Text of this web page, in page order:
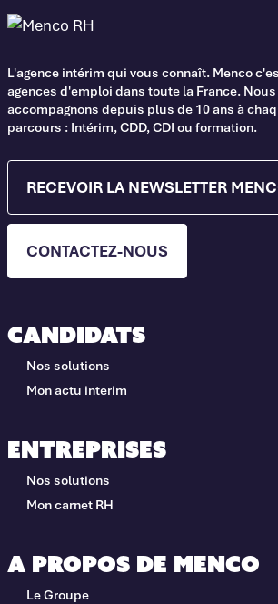
L'agence intérim qui vous connaît. Menco
agences d'emploi dans toute la France.
accompagnons depuis plus de 10 ans à
parcours : Intérim, CDD, CDI ou formation.
RECEVOIR LA NEWSLETTER
CONTACTEZ-NOUS
Candidats
Nos solutions
Mon actu interim
Entreprises
Nos solutions
Mon carnet RH
A propos de Menco
Le Groupe